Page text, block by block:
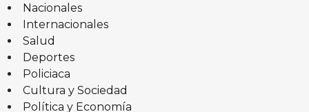
Nacionales
Internacionales
Salud
Deportes
Policiaca
Cultura y Sociedad
Política y Economía